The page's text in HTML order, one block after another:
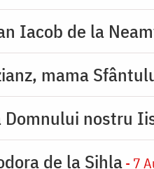
Iacob de la
mama
nostru
de la Sihla- 7